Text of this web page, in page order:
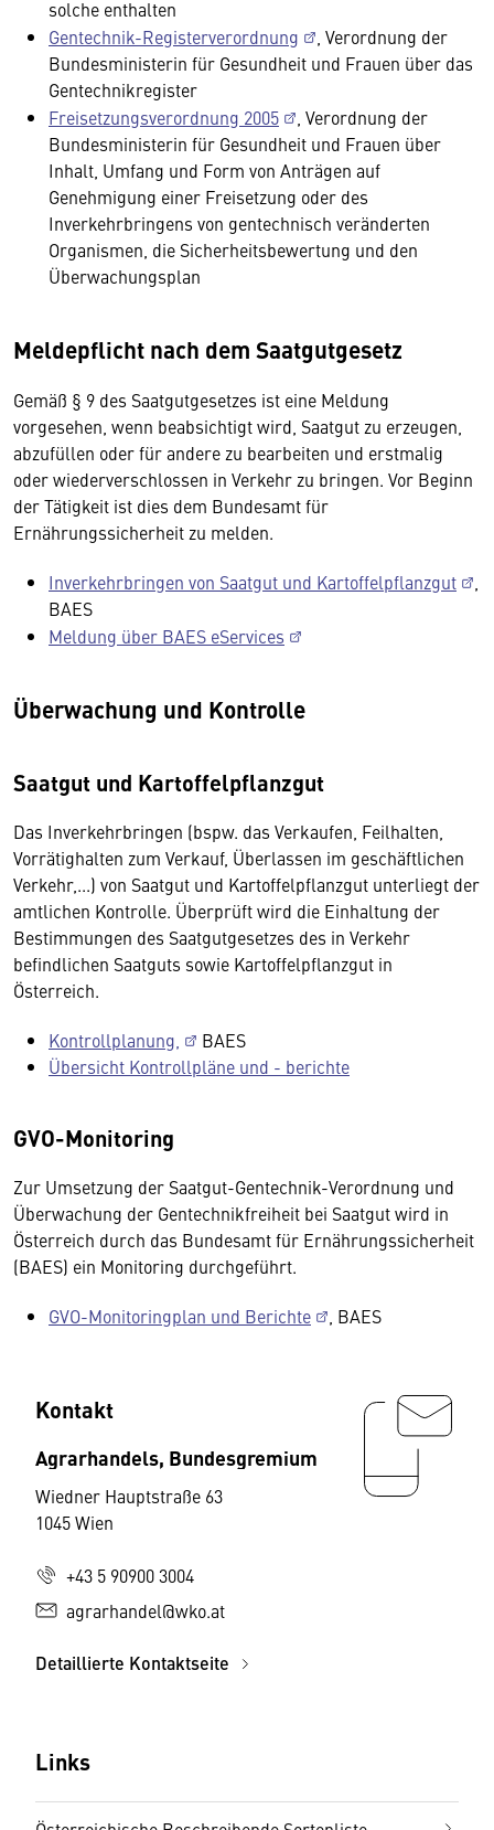
solche enthalten
Gentechnik-Registerverordnung
, Verordnung der
Bundesministerin für Gesundheit und Frauen über das
Gentechnikregister
Freisetzungsverordnung 2005
, Verordnung der
Bundesministerin für Gesundheit und Frauen über
Inhalt, Umfang und Form von Anträgen auf
Genehmigung einer Freisetzung oder des
Inverkehrbringens von gentechnisch veränderten
Organismen, die Sicherheitsbewertung und den
Überwachungsplan
Meldepflicht nach dem Saatgutgesetz
Gemäß § 9 des Saatgutgesetzes ist eine Meldung
vorgesehen, wenn beabsichtigt wird, Saatgut zu erzeugen,
abzufüllen oder für andere zu bearbeiten und erstmalig
oder wiederverschlossen in Verkehr zu bringen. Vor Beginn
der Tätigkeit ist dies dem Bundesamt für
Ernährungssicherheit zu melden.
Inverkehrbringen von Saatgut und Kartoffelpflanzgut
BAES
Meldung über BAES eServices
Überwachung und Kontrolle
Saatgut und Kartoffelpflanzgut
Das Inverkehrbringen (bspw. das Verkaufen, Feilhalten,
Vorrätighalten zum Verkauf, Überlassen im geschäftlichen
Verkehr,...) von Saatgut und Kartoffelpflanzgut unterliegt der
amtlichen Kontrolle. Überprüft wird die Einhaltung der
Bestimmungen des Saatgutgesetzes des in Verkehr
befindlichen Saatguts sowie Kartoffelpflanzgut in
Österreich.
Kontrollplanung,
BAES
Übersicht Kontrollpläne und - berichte
GVO-Monitoring
Zur Umsetzung der Saatgut-Gentechnik-Verordnung und
Überwachung der Gentechnikfreiheit bei Saatgut wird in
Österreich durch das Bundesamt für Ernährungssicherheit
(BAES) ein Monitoring durchgeführt.
GVO-Monitoringplan und Berichte , BAES
Kontakt
Agrarhandels, Bundesgremium
Wiedner Hauptstraße 63
1045 Wien
+43 5 90900 3004
agrarhandel@wko.at
Detaillierte Kontaktseite
Links